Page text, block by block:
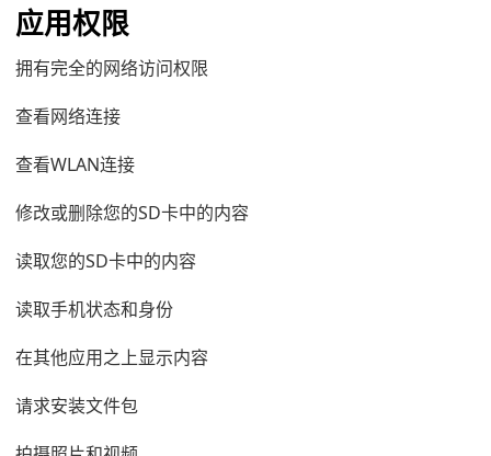
应用权限
拥有完全的网络访问权限
查看网络连接
查看WLAN连接
修改或删除您的SD卡中的内容
读取您的SD卡中的内容
读取手机状态和身份
在其他应用之上显示内容
请求安装文件包